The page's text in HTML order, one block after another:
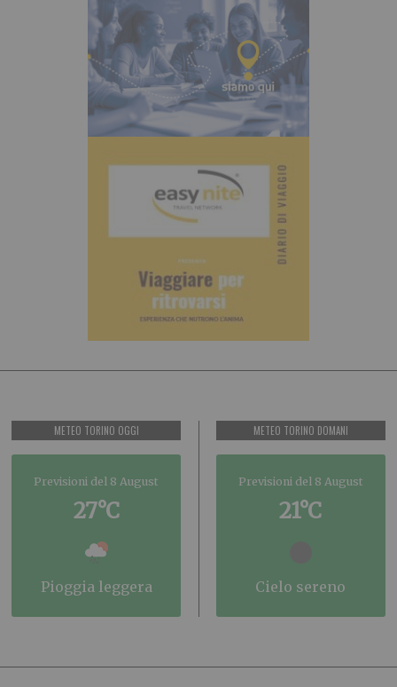
METEO TORINO OGGI
Previsioni del 8 August
27°C
pioggia leggera
METEO TORINO DOMANI
Previsioni del 8 August
21°C
cielo sereno